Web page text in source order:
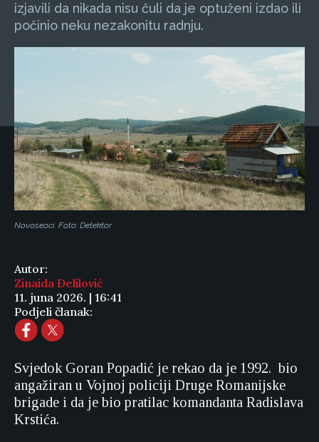
izjavili da nikada nisu čuli da je optuženi izdao ili
počinio neku nezakonitu radnju.
Novoseoci. Foto: Detektor
Autor:
Zinaida Đelilović
11. juna 2026. | 16:41
Podjeli članak:
Svjedok Goran Popadić je rekao da je 1992. bio
angažiran u Vojnoj policiji Druge Romanijske
brigade i da je bio pratilac komandanta Radislava
Krstića.